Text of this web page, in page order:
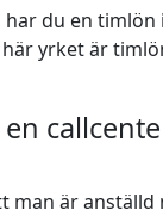
du en timlön
yrket är
man är anställd